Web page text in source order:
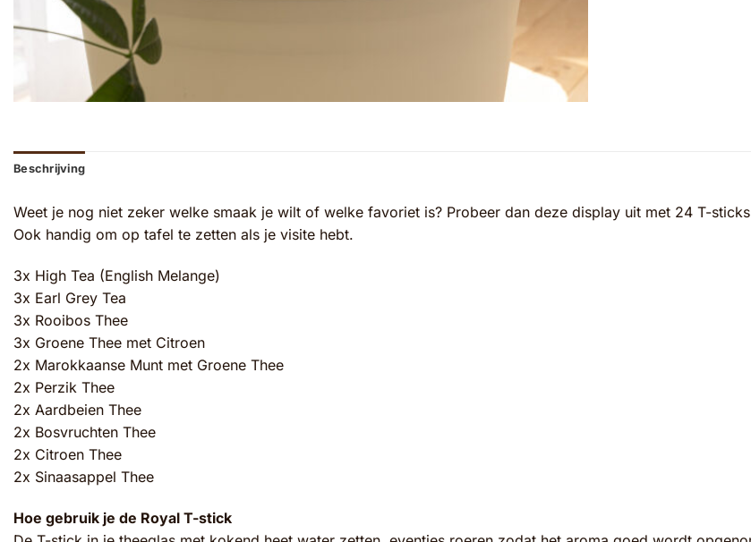
Beschrijving
Weet je nog niet zeker welke smaak je wilt of welke favoriet is? Probeer dan deze display uit met 24 T-
Ook handig om op tafel te zetten als je visite hebt.
3x High Tea (English Melange)
3x Earl Grey Tea
3x Rooibos Thee
3x Groene Thee met Citroen
2x Marokkaanse Munt met Groene Thee
2x Perzik Thee
2x Aardbeien Thee
2x Bosvruchten Thee
2x Citroen Thee
2x Sinaasappel Thee
Hoe gebruik je de Royal T-stick